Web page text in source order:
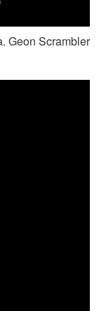
Geon Scrambler